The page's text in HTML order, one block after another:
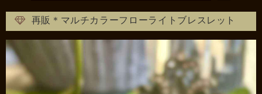
再販＊マルチカラーフローライトブレスレット